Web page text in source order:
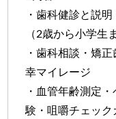
・歯科健診と説
（2歳から小学生
・歯科相談・矯
幸マイレージ
・血管年齢測定
験・咀嚼チェック